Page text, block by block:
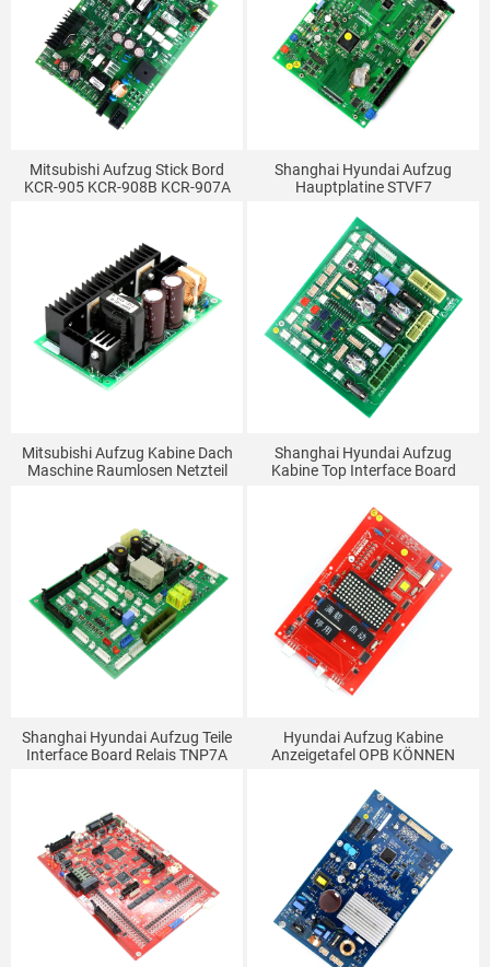
Mitsubishi Aufzug Stick Bord
KCR-905 KCR-908B KCR-907A
Shanghai Hyundai Aufzug
Hauptplatine STVF7
MCU GIO BOARD Programm
Mitsubishi Aufzug Kabine Dach
Maschine Raumlosen Netzteil
Shanghai Hyundai Aufzug
Kabine Top Interface Board
Kommunikation Bord ​
Shanghai Hyundai Aufzug Teile
Interface Board Relais TNP7A
Hyundai Aufzug Kabine
Anzeigetafel OPB KÖNNEN